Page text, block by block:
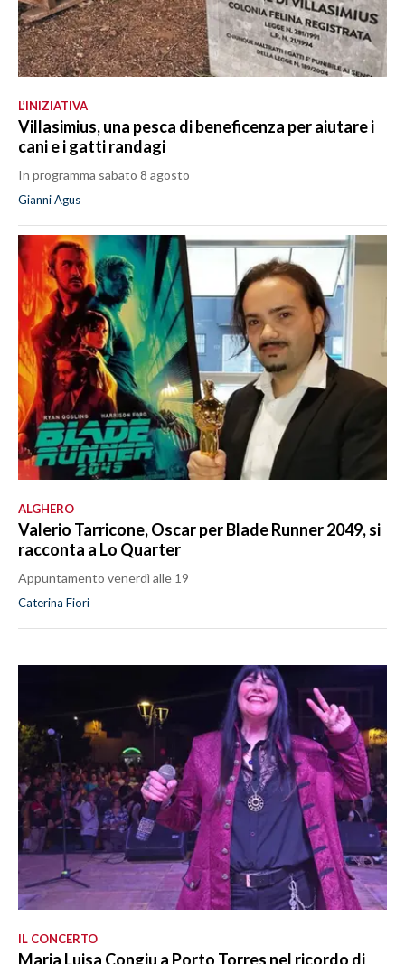
L’INIZIATIVA
Villasimius, una pesca di beneficenza per aiutare i
cani e i gatti randagi
In programma sabato 8 agosto
Gianni Agus
ALGHERO
Valerio Tarricone, Oscar per Blade Runner 2049, si
racconta a Lo Quarter
Appuntamento venerdì alle 19
Caterina Fiori
IL CONCERTO
Maria Luisa Congiu a Porto Torres nel ricordo di